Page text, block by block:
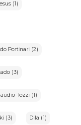
(1)
Portinari (2)
(3)
Tozzi (1)
(3) Dila (1)